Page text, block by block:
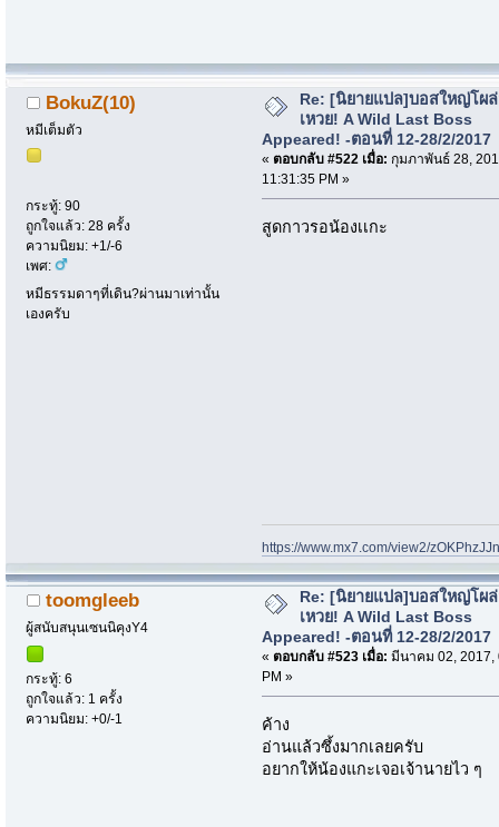
BokuZ(10)
หมีเต็มตัว
กระทู้: 90
ถูกใจแล้ว: 28 ครั้ง
ความนิยม: +1/-6
เพศ:
หมีธรรมดาๆที่เดิน?ผ่านมาเท่านั้น
เองครับ
Re: [นิยายแปล]บอสใหญ่โผ
เหวย! A Wild Last Boss
Appeared! -ตอนที่ 12-28/2/2017
« ตอบกลับ #522 เมื่อ: กุมภาพันธ์ 28,
11:31:35 PM »
สูดกาวรอน้องเเกะ
https://www.mx7.com/view2/
toomgleeb
ผู้สนับสนุนเซนนิคุงY4
กระทู้: 6
ถูกใจแล้ว: 1 ครั้ง
ความนิยม: +0/-1
Re: [นิยายแปล]บอสใหญ่โผ
เหวย! A Wild Last Boss
Appeared! -ตอนที่ 12-28/2/2017
« ตอบกลับ #523 เมื่อ: มีนาคม 02, 2017,
PM »
ค้าง
อ่านแล้วซึ้งมากเลยครับ
อยากให้น้องแกะเจอเจ้านายไว ๆ